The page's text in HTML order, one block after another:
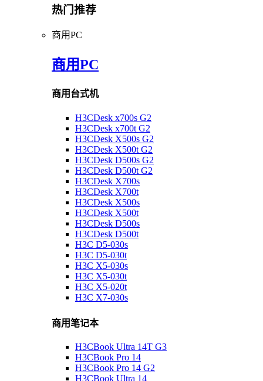
热门推荐
商用PC
商用PC
商用台式机
H3CDesk x700s G2
H3CDesk x700t G2
H3CDesk X500s G2
H3CDesk X500t G2
H3CDesk D500s G2
H3CDesk D500t G2
H3CDesk X700s
H3CDesk X700t
H3CDesk X500s
H3CDesk X500t
H3CDesk D500s
H3CDesk D500t
H3C D5-030s
H3C D5-030t
H3C X5-030s
H3C X5-030t
H3C X5-020t
H3C X7-030s
商用笔记本
H3CBook Ultra 14T G3
H3CBook Pro 14
H3CBook Pro 14 G2
H3CBook Ultra 14